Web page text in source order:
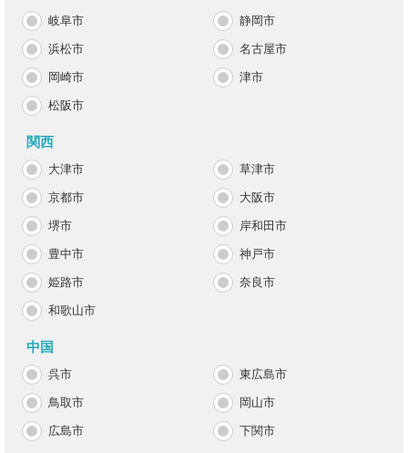
岐阜市 静岡市
浜松市 名古屋市
岡崎市 津市
松阪市
関西
大津市 草津市
京都市 大阪市
堺市 岸和田市
豊中市 神戸市
姫路市 奈良市
和歌山市
中国
呉市 東広島市
鳥取市 岡山市
広島市 下関市